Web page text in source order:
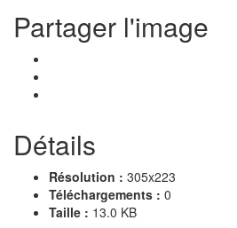
Partager l'image
Détails
Résolution : 305x223
Téléchargements : 0
Taille : 13.0 KB